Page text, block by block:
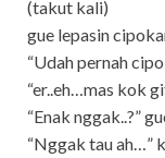
(takut kali)
gue lepasin
“Udah pernah
“er..eh…mas kok
“Enak nggak..?”
“Nggak tau ah…”